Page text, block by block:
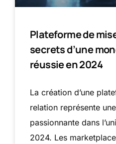
Plateforme de
secrets d’une
réussie en 2024
La création d’une
relation représente
passionnante dans
2024. Les